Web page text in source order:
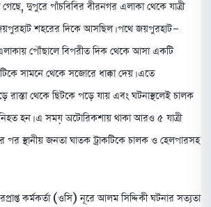
গেছে, দুপুরে পাঁচবিবির বীরনগর এলাকা থেকে যাত্রী
শহরের দিকে আসছিল। পথে জয়পুরহাট-
পৌঁছালে বিপরীত দিক থেকে আসা একটি
সামনে থেকে সজোরে ধাক্কা দেয়। এতে
থেকে ছিটকে পড়ে যায় এবং ঘটনাস্থলেই চালক
হন। এ সময় অটোরিকশায় থাকা আরও ৫ যাত্রী
স্থানীয় জনতা ঘাতক ট্রাকটিকে চালক ও হেলপারসহ
কর্মকর্তা (ওসি) নূরে আলম সিদ্দিকী ঘটনার সত্যতা